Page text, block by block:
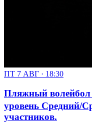
ПТ 7 АВГ · 18:30
Пляжный волейбол
уровень Средний/
участников.